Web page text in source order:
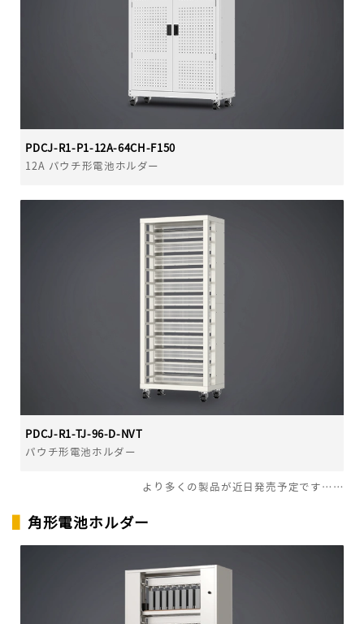
PDCJ-R1-P1-12A-64CH-F150
12A パウチ形電池ホルダー
PDCJ-R1-TJ-96-D-NVT
パウチ形電池ホルダー
より多くの製品が近日発売予定です……
角形電池ホルダー